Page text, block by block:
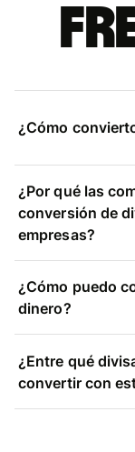
¿Cómo
¿Por qué las
conversión de
empresas?
¿Cómo puedo
dinero?
¿Entre qué
convertir con